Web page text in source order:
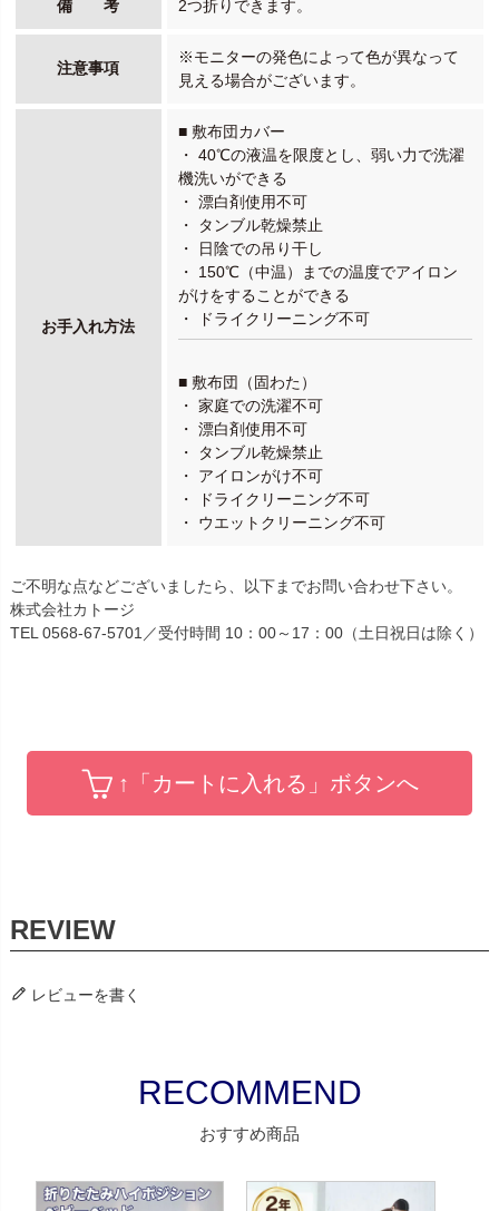
備 考 2つ折りできます。
注意事項
※モニターの発色によって色が異なって
見える場合がございます。
お手入れ方法
■ 敷布団カバー
・ 40℃の液温を限度とし、弱い力で洗濯
機洗いができる
・ 漂白剤使用不可
・ タンブル乾燥禁止
・ 日陰での吊り干し
・ 150℃（中温）までの温度でアイロン
がけをすることができる
・ ドライクリーニング不可
■ 敷布団（固わた）
・ 家庭での洗濯不可
・ 漂白剤使用不可
・ タンブル乾燥禁止
・ アイロンがけ不可
・ ドライクリーニング不可
・ ウエットクリーニング不可
ご不明な点などございましたら、以下までお問い合わせ下さい。
株式会社カトージ
TEL 0568-67-5701／受付時間 10：00～17：00（土日祝日は除く）
↑「カートに入れる」ボタンへ
レビューを書く
おすすめ商品